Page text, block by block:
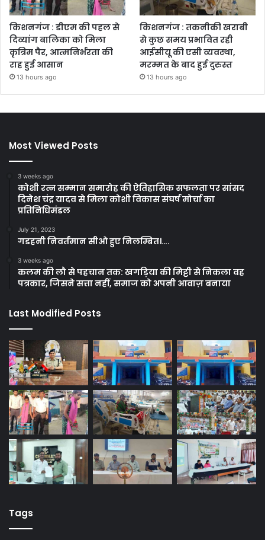
किशनगंज : डीएम की पहल से
दिव्यांग बालिका को मिला
कृत्रिम पैर, आत्मनिर्भरता की
राह हुई आसान
13 hours ago
किशनगंज : तकनीकी खराबी
से कुछ समय प्रभावित रही
आईसीयू की एसी व्यवस्था,
मरम्मत के बाद हुई दुरुस्त
13 hours ago
Most Viewed Posts
3 weeks ago
कोशी रत्न सम्मान समारोह की ऐतिहासिक सफलता पर सांसद
दिनेश चंद्र यादव से मिला कोशी विकास संघर्ष मोर्चा का
प्रतिनिधिमंडल
July 21, 2023
गडहनी निवर्तमान सीओ हुए निलम्बित।….
3 weeks ago
कलम की लौ से पहचान तक: खगड़िया की मिट्टी से निकला वह
पत्रकार, जिसने सत्ता नहीं, समाज को अपनी आवाज़ बनाया
Last Modified Posts
Tags